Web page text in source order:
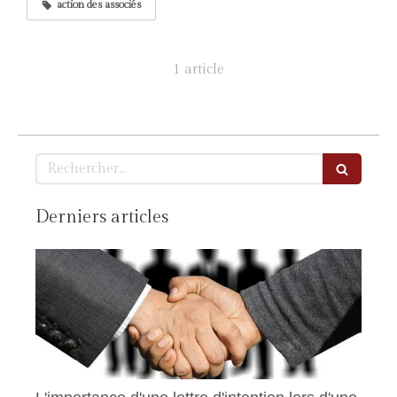
action des associés
1 article
Rechercher
Derniers articles